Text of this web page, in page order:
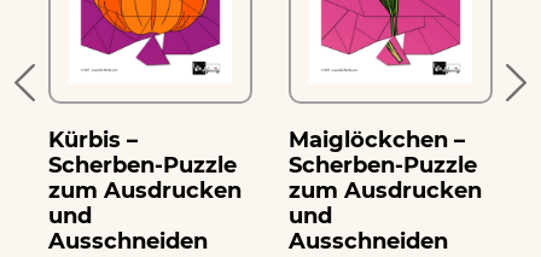
Kürbis –
Scherben-Puzzle
zum Ausdrucken
und
Ausschneiden
Maiglöckchen –
Scherben-Puzzle
zum Ausdrucken
und
Ausschneiden